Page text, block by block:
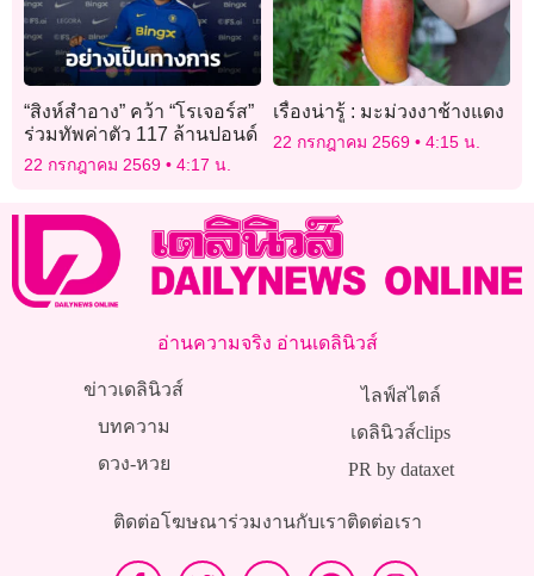
“สิงห์สำอาง” คว้า “โรเจอร์ส”
ร่วมทัพค่าตัว 117 ล้านปอนด์
22 กรกฎาคม 2569 4:17 น.
เรื่องน่ารู้ : มะม่วงงาช้างแดง
22 กรกฎาคม 2569 4:15 น.
อ่านความจริง อ่านเดลินิวส์
ข่าวเดลินิวส์
บทความ
ดวง-หวย
ไลฟ์สไตล์
เดลินิวส์clips
PR by dataxet
ติดต่อโฆษณาร่วมงานกับเราติดต่อเรา